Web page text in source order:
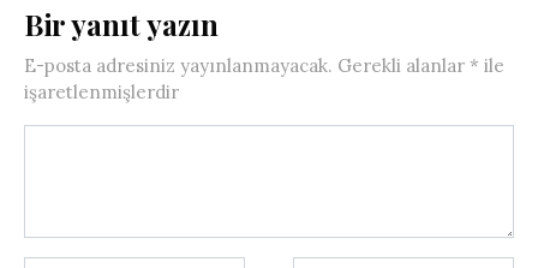
Bir yanıt yazın
E-posta adresiniz yayınlanmayacak. Gerekli alanlar * ile
işaretlenmişlerdir